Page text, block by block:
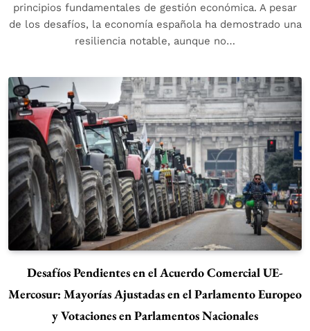
principios fundamentales de gestión económica. A pesar
de los desafíos, la economía española ha demostrado una
resiliencia notable, aunque no…
Desafíos Pendientes en el Acuerdo Comercial UE-
Mercosur: Mayorías Ajustadas en el Parlamento Europeo
y Votaciones en Parlamentos Nacionales